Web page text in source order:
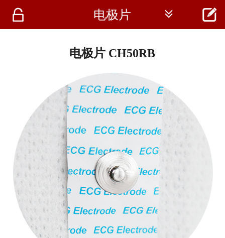
 首页
医疗资讯
 电极片  
电极片 CH50RB